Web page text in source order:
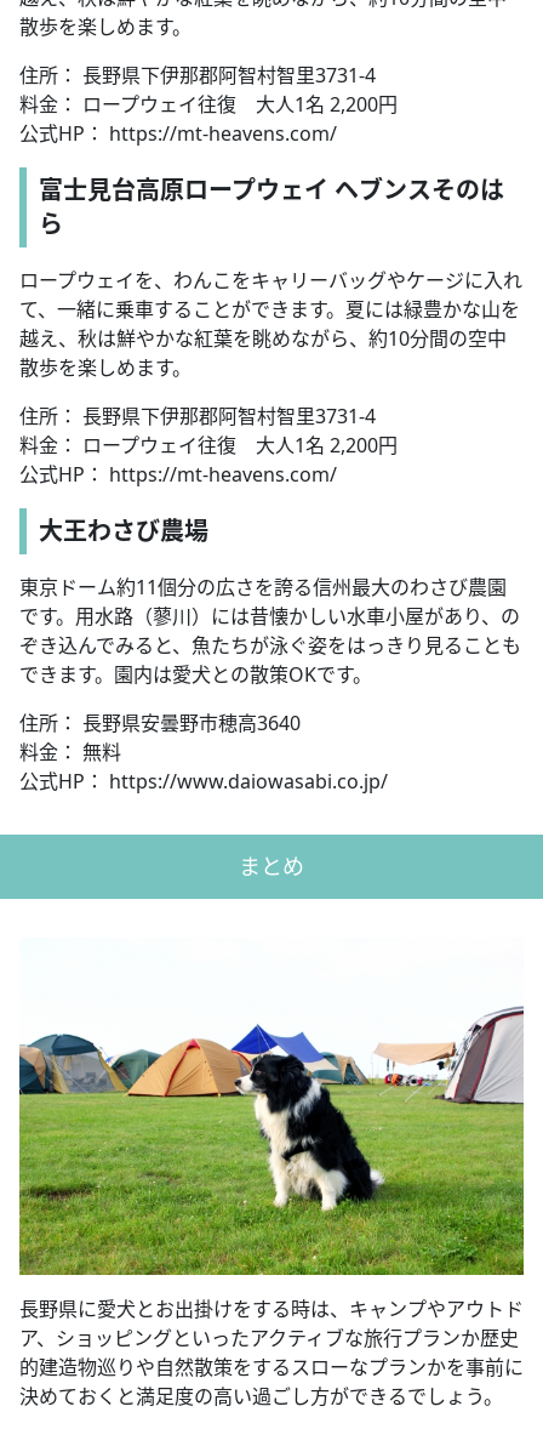
散歩を楽しめます。
住所： 長野県下伊那郡阿智村智里3731-4
料金： ロープウェイ往復 大人1名 2,200円
公式HP： https://mt-heavens.com/
富士見台高原ロープウェイ ヘブンスそのは
ら
ロープウェイを、わんこをキャリーバッグやケージに入れ
て、一緒に乗車することができます。夏には緑豊かな山を
越え、秋は鮮やかな紅葉を眺めながら、約10分間の空中
散歩を楽しめます。
住所： 長野県下伊那郡阿智村智里3731-4
料金： ロープウェイ往復 大人1名 2,200円
公式HP： https://mt-heavens.com/
大王わさび農場
東京ドーム約11個分の広さを誇る信州最大のわさび農園
です。用水路（蓼川）には昔懐かしい水車小屋があり、の
ぞき込んでみると、魚たちが泳ぐ姿をはっきり見ることも
できます。園内は愛犬との散策OKです。
住所： 長野県安曇野市穂高3640
料金： 無料
公式HP： https://www.daiowasabi.co.jp/
まとめ
長野県に愛犬とお出掛けをする時は、キャンプやアウトド
ア、ショッピングといったアクティブな旅行プランか歴史
的建造物巡りや自然散策をするスローなプランかを事前に
決めておくと満足度の高い過ごし方ができるでしょう。